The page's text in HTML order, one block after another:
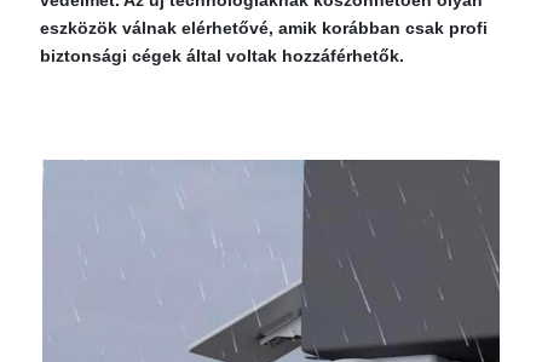
eszközök válnak elérhetővé, amik korábban csak profi
biztonsági cégek által voltak hozzáférhetők.